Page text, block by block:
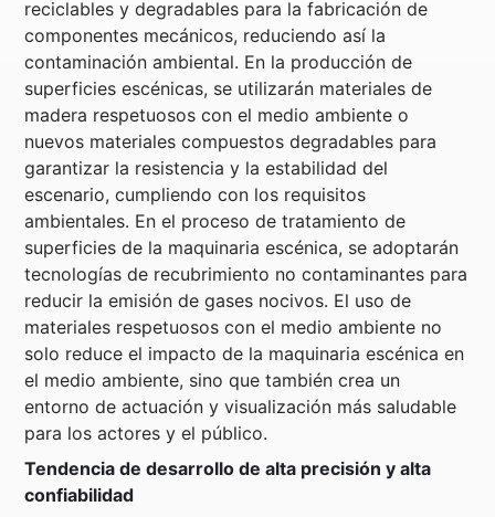
reciclables y degradables para la fabricación de
componentes mecánicos, reduciendo así la
contaminación ambiental. En la producción de
superficies escénicas, se utilizarán materiales de
madera respetuosos con el medio ambiente o
nuevos materiales compuestos degradables para
garantizar la resistencia y la estabilidad del
escenario, cumpliendo con los requisitos
ambientales. En el proceso de tratamiento de
superficies de la maquinaria escénica, se adoptarán
tecnologías de recubrimiento no contaminantes para
reducir la emisión de gases nocivos. El uso de
materiales respetuosos con el medio ambiente no
solo reduce el impacto de la maquinaria escénica en
el medio ambiente, sino que también crea un
entorno de actuación y visualización más saludable
para los actores y el público.
Tendencia de desarrollo de alta precisión y alta
confiabilidad